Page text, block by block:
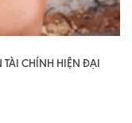
TÀI CHÍNH HIỆN ĐẠI